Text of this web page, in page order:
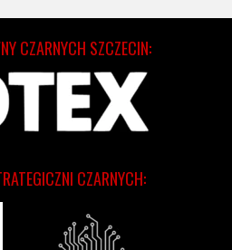
CZARNYCH:
CZARNYCH SZCZECIN: